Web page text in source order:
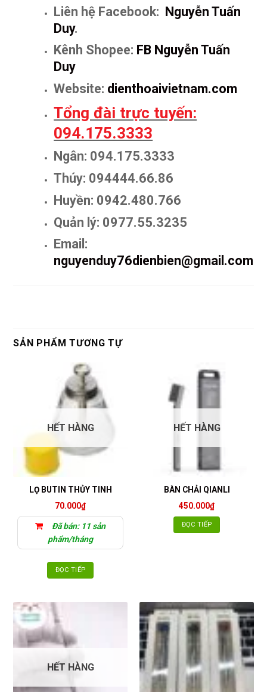
Liên hệ Facebook: Nguyễn Tuấn
Duy.
Kênh Shopee: FB Nguyễn Tuấn
Duy
Website: dienthoaivietnam.com
Tổng đài trực tuyến:
094.175.3333
Ngân: 094.175.3333
Thúy: 094444.66.86
Huyền: 0942.480.766
Quản lý: 0977.55.3235
Email:
nguyenduy76dienbien@gmail.com
SẢN PHẨM TƯƠNG TỰ
HẾT HÀNG
LỌ BUTIN THỦY TINH
70.000₫
Đã bán: 11 sản
phẩm/tháng
ĐỌC TIẾP
HẾT HÀNG
BÀN CHẢI QIANLI
450.000₫
ĐỌC TIẾP
HẾT HÀNG